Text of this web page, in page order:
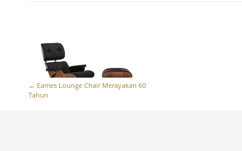
← Eames Lounge Chair Merayakan 60
Tahun